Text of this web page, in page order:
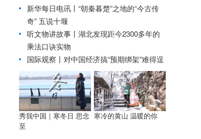
新华每日电讯丨 “朝秦暮楚”之地的“今古传
奇” 五说十堰
听文物讲故事丨湖北发现距今2300多年的
乘法口诀实物
国际观察丨 对中国经济搞“预期绑架”难得逞
秀我中国｜寒冬日 思念
至
寒冷的黄山 温暖的你